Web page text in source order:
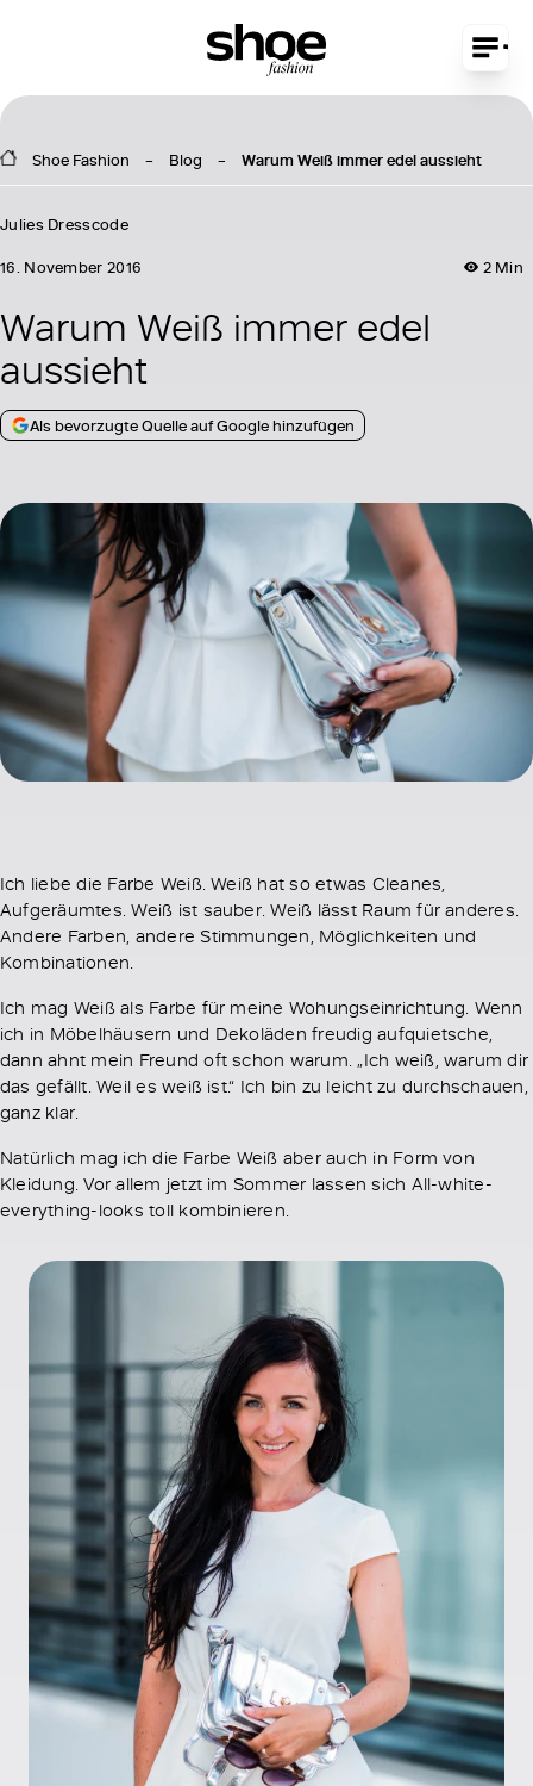
Shoe Fashion Blog Warum Weiß immer edel aussieht
Julies Dresscode
2 Min
16. November 2016
Warum Weiß immer edel
aussieht
Als bevorzugte Quelle auf Google hinzufügen
Ich liebe die Farbe Weiß. Weiß hat so etwas Cleanes,
Aufgeräumtes. Weiß ist sauber. Weiß lässt Raum für anderes.
Andere Farben, andere Stimmungen, Möglichkeiten und
Kombinationen.
Ich mag Weiß als Farbe für meine Wohungseinrichtung. Wenn
ich in Möbelhäusern und Dekoläden freudig aufquietsche,
dann ahnt mein Freund oft schon warum. „Ich weiß, warum dir
das gefällt. Weil es weiß ist.“ Ich bin zu leicht zu durchschauen,
ganz klar.
Natürlich mag ich die Farbe Weiß aber auch in Form von
Kleidung. Vor allem jetzt im Sommer lassen sich All-white-
everything-looks toll kombinieren.